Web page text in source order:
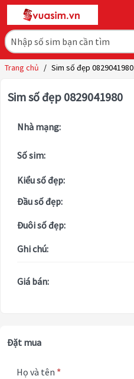
Trang chủ / Sim số đẹp 0829041980
Sim số đẹp 0829041980
Nhà mạng:
Số sim:
Kiểu số đẹp:
Đầu số đẹp:
Đuôi số đẹp:
Ghi chú:
Giá bán:
Đặt mua
Họ và tên *